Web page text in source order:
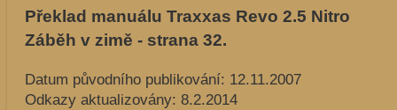
Překlad manuálu Traxxas Revo 2.5 Nitro
Záběh v zimě - strana 32.
Datum původního publikování: 12.11.2007
Odkazy aktualizovány: 8.2.2014